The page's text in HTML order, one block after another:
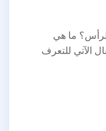
ما هي
الآتي للتعرف